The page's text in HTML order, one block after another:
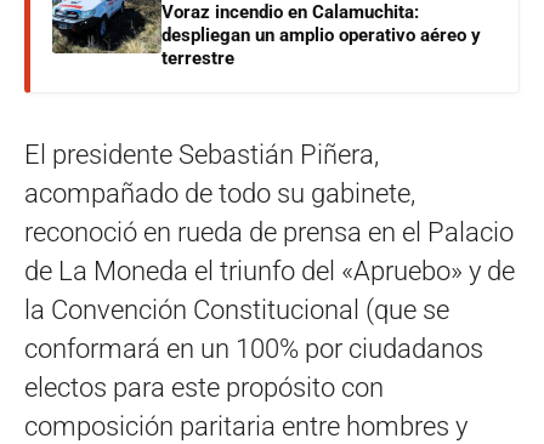
Voraz incendio en Calamuchita:
despliegan un amplio operativo aéreo y
terrestre
El presidente Sebastián Piñera,
acompañado de todo su gabinete,
reconoció en rueda de prensa en el Palacio
de La Moneda el triunfo del «Apruebo» y de
la Convención Constitucional (que se
conformará en un 100% por ciudadanos
electos para este propósito con
composición paritaria entre hombres y